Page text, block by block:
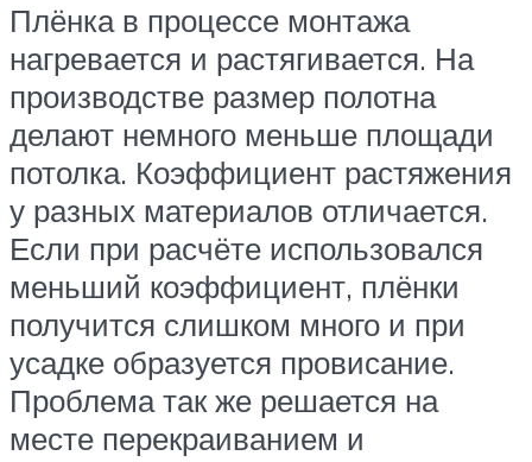
Плёнка в процессе монтажа
нагревается и растягивается. На
производстве размер полотна
делают немного меньше площади
потолка. Коэффициент растяжения
у разных материалов отличается.
Если при расчёте использовался
меньший коэффициент, плёнки
получится слишком много и при
усадке образуется провисание.
Проблема так же решается на
месте перекраиванием и